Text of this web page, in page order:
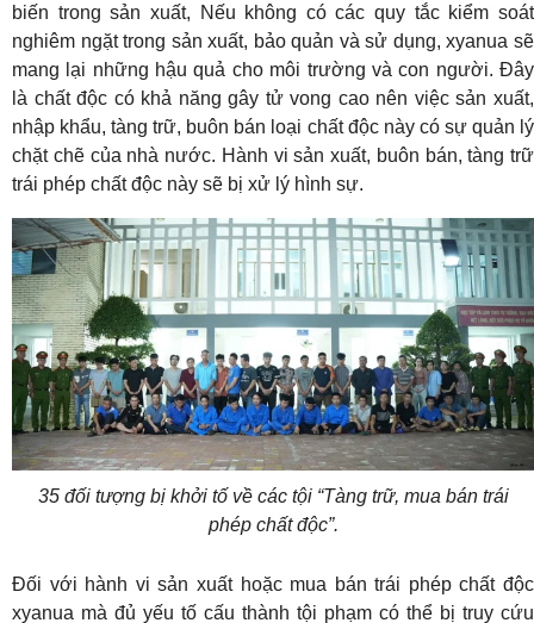
biến trong sản xuất, Nếu không có các quy tắc kiểm soát
nghiêm ngặt trong sản xuất, bảo quản và sử dụng, xyanua sẽ
mang lại những hậu quả cho môi trường và con người. Đây
là chất độc có khả năng gây tử vong cao nên việc sản xuất,
nhập khẩu, tàng trữ, buôn bán loại chất độc này có sự quản lý
chặt chẽ của nhà nước. Hành vi sản xuất, buôn bán, tàng trữ
trái phép chất độc này sẽ bị xử lý hình sự.
35 đối tượng bị khởi tố về các tội “Tàng trữ, mua bán trái
phép chất độc”.
Đối với hành vi sản xuất hoặc mua bán trái phép chất độc
xyanua mà đủ yếu tố cấu thành tội phạm có thể bị truy cứu